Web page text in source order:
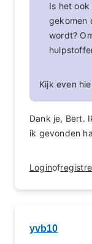
Is het
gekomen
wordt?
Kijk even
Dank je, Bert.
ik gevonden
Loginof
yvb10